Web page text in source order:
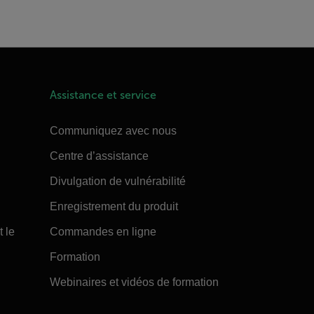
le
Assistance et service
Communiquez avec nous
Centre d’assistance
Divulgation de vulnérabilité
Enregistrement du produit
Commandes en ligne
Formation
Webinaires et vidéos de formation